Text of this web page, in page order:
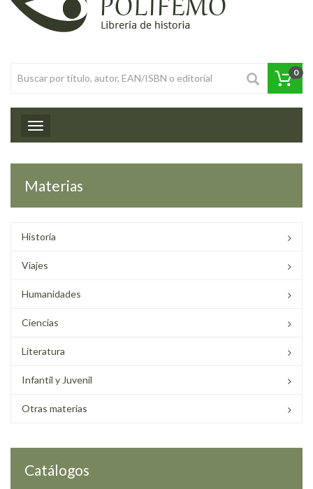
0
Toggle navigation
Materias
Historia
Viajes
Humanidades
Ciencias
Literatura
Infantil y Juvenil
Otras materias
Catálogos